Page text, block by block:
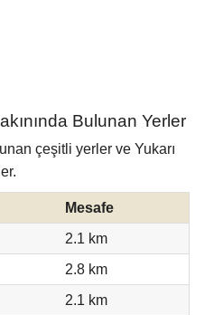
Bulunan Yerler
çeşitli yerler ve Yukarı
Mesafe
2.1 km
2.8 km
2.1 km